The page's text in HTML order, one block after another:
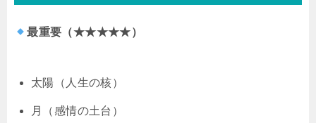
最重要（★★★★★）
太陽（人生の核）
月（感情の土台）